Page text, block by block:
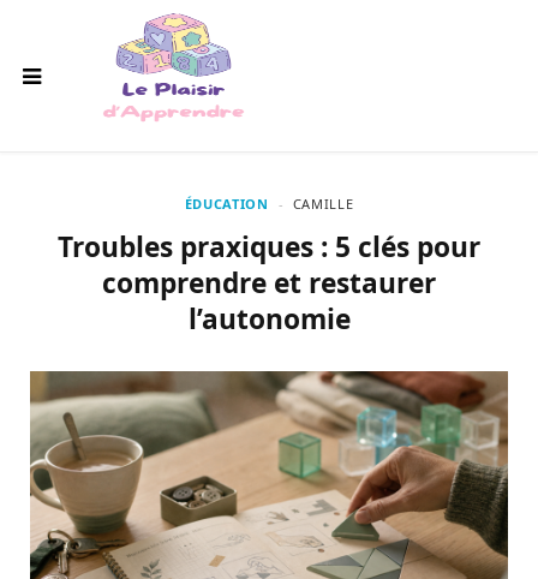
ÉDUCATION CAMILLE
Troubles praxiques : 5 clés pour
comprendre et restaurer
l’autonomie